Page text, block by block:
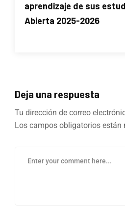
aprendizaje de sus
Abierta 2025-2026
Deja una respuesta
Tu dirección de correo
Los campos obligatorios están